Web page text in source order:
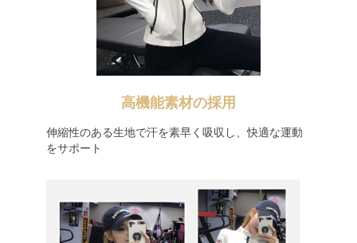
高機能素材の採用
伸縮性のある生地で汗を素早く吸収し、快適な運動
をサポート